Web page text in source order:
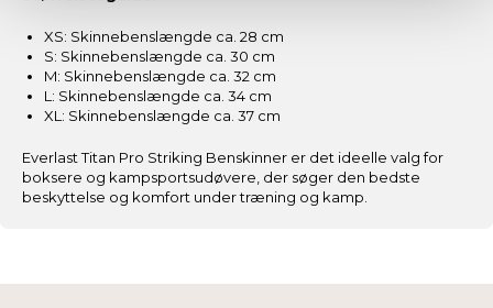
Dine valg anvendes på hele websitet.
Vi og vores samarbejdspartnere bruger cookies for at
give dig den bedst mulige oplevelse med
Nogle er essentielle for, at denne hjemmeside fungerer;
XS: Skinnebenslængde ca. 28 cm
S: Skinnebenslængde ca. 30 cm
M: Skinnebenslængde ca. 32 cm
L: Skinnebenslængde ca. 34 cm
XL: Skinnebenslængde ca. 37 cm
Everlast Titan Pro Striking Benskinner er det ideelle valg for
boksere og kampsportsudøvere, der søger den bedste
beskyttelse og komfort under træning og kamp.